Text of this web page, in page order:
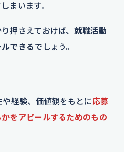
まいます。
押さえておけば、 就職活動
できるでしょう。
や経験、価値観をもとに 応募
をアピールするためのもの